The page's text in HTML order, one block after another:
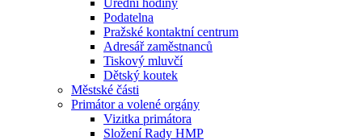
Úřední hodiny
Podatelna
Pražské kontaktní centrum
Adresář zaměstnanců
Tiskový mluvčí
Dětský koutek
Městské části
Primátor a volené orgány
Vizitka primátora
Složení Rady HMP